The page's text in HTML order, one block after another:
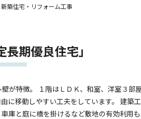
築住宅・リフォーム工事
期優良住宅」
が特徴。 １階はＬＤＫ、和室、洋室３部
に移動しやすい工夫をしています。 建築
庫と庭に橋を掛けるなど敷地の有効利用も